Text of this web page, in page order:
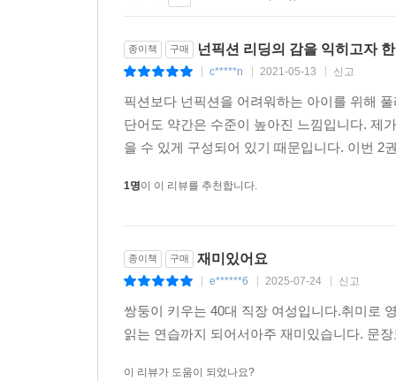
종이책 구매 넌픽션 리딩의 감을 익히고자
c*****n 2021-05-13 신고
픽션보다 넌픽션을 어려워하는 아이를 위해
단어도 약간은 수준이 높아진 느낌입니다. 제
을 수 있게 구성되어 있기 때문입니다. 이번 2
1명이 이 리뷰를 추천합니다.
종이책 구매 재미있어요
e******6 2025-07-24 신고
쌍둥이 키우는 40대 직장 여성입니다.취미로
읽는 연습까지 되어서아주 재미있습니다. 문
이 리뷰가 도움이 되었나요?